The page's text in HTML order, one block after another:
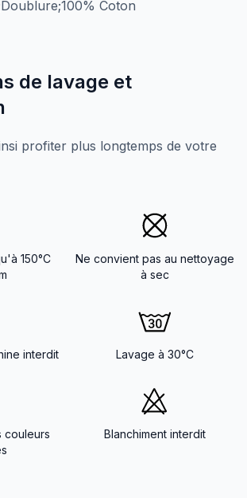
Coton
de lavage et
profiter plus longtemps de votre
150°C
Ne convient pas au nettoyage
à sec
interdit Lavage à 30°C
couleurs
Blanchiment interdit